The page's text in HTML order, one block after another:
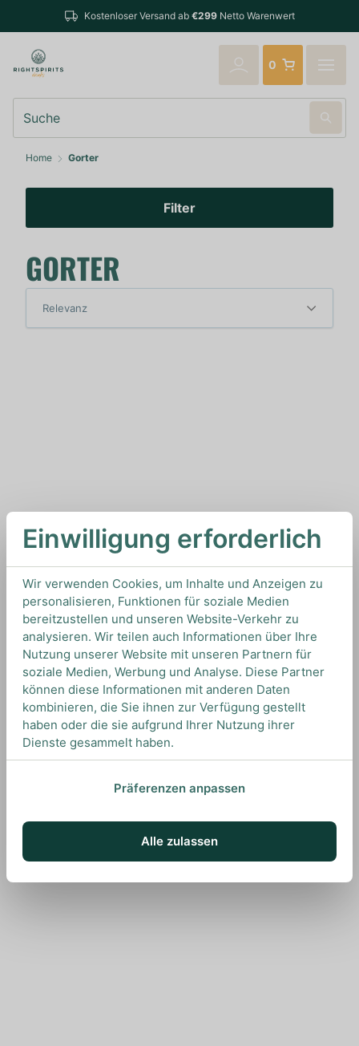
Kostenloser Versand ab €299 Netto Warenwert
0
Home Gorter
Filter
GORTER
Einwilligung erforderlich
Wir verwenden Cookies, um Inhalte und Anzeigen zu
personalisieren, Funktionen für soziale Medien
bereitzustellen und unseren Website-Verkehr zu
analysieren. Wir teilen auch Informationen über Ihre
Nutzung unserer Website mit unseren Partnern für
soziale Medien, Werbung und Analyse. Diese Partner
können diese Informationen mit anderen Daten
kombinieren, die Sie ihnen zur Verfügung gestellt
haben oder die sie aufgrund Ihrer Nutzung ihrer
Dienste gesammelt haben.
Präferenzen anpassen
Alle zulassen